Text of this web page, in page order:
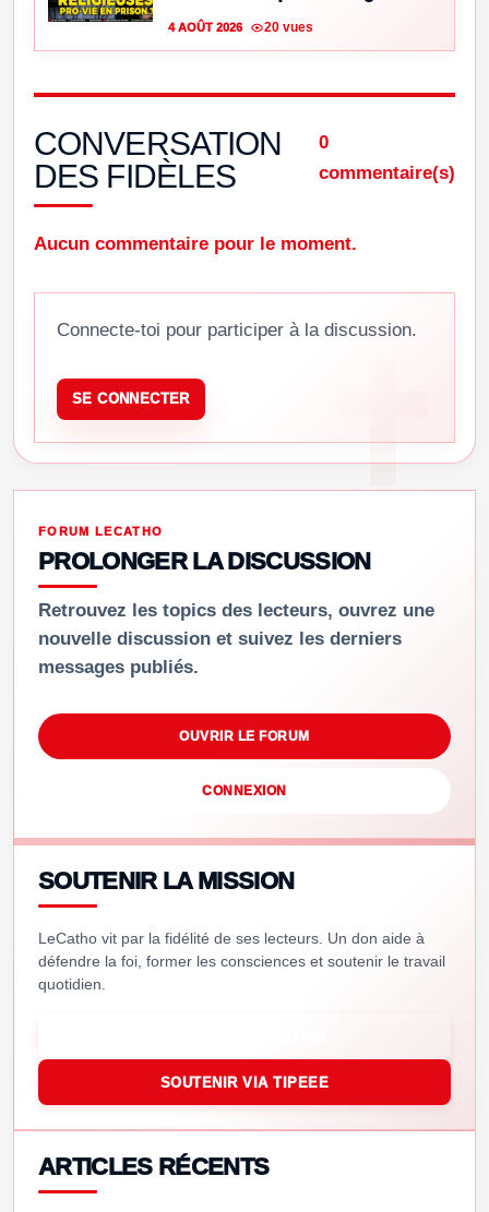
4 AOÛT 2026 20 vues
CONVERSATION
DES FIDÈLES
0
commentaire(s)
Aucun commentaire pour le moment.
Connecte-toi pour participer à la discussion.
SE CONNECTER
FORUM LECATHO
PROLONGER LA DISCUSSION
Retrouvez les topics des lecteurs, ouvrez une
nouvelle discussion et suivez les derniers
messages publiés.
OUVRIR LE FORUM
CONNEXION
SOUTENIR LA MISSION
LeCatho vit par la fidélité de ses lecteurs. Un don aide à
défendre la foi, former les consciences et soutenir le travail
quotidien.
SOUTENIR VIA TIPEEE
ARTICLES RÉCENTS